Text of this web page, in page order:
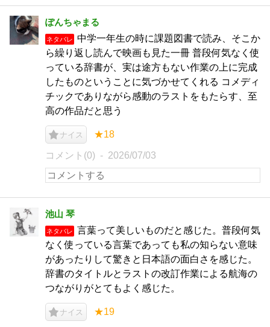
ぽんちゃまる
ネタバレ
中学一年生の時に課題図書で読み、そこか
ら繰り返し読んで映画も見た一冊 普段何気なく使
っている辞書が、実は途方もない作業の上に完成
したものということに気づかせてくれる コメディ
チックでありながら感動のラストをもたらす、至
高の作品だと思う
ナイス ★18
コメント(0) 2026/07/03
池山 琴
ネタバレ
言葉って美しいものだと感じた。普段何気
なく使っている言葉であっても私の知らない意味
があったりして驚きと日本語の面白さを感じた。
辞書のタイトルとラストの改訂作業による航海の
つながりがとてもよく感じた。
ナイス ★19